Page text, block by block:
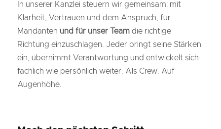
In unserer Kanzlei steuern wir gemeinsam: mit
Klarheit, Vertrauen und dem Anspruch, für
Mandanten und für unser Team die richtige
Richtung einzuschlagen. Jeder bringt seine Stärken
ein, übernimmt Verantwortung und entwickelt sich
fachlich wie persönlich weiter. Als Crew. Auf
Augenhöhe.